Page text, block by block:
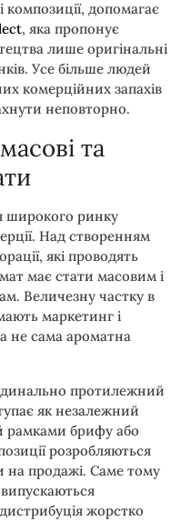
допомагає
, яка пропонує
лише оригінальні
Усе більше людей
комерційних запахів
неповторно.
та
широкого ринку
Над створенням
які проводять
має стати масовим і
Величезну частку в
маркетинг і
не сама ароматна
протилежний
як незалежний
рамками брифу або
розробляються
на продажі. Саме тому
жорстко